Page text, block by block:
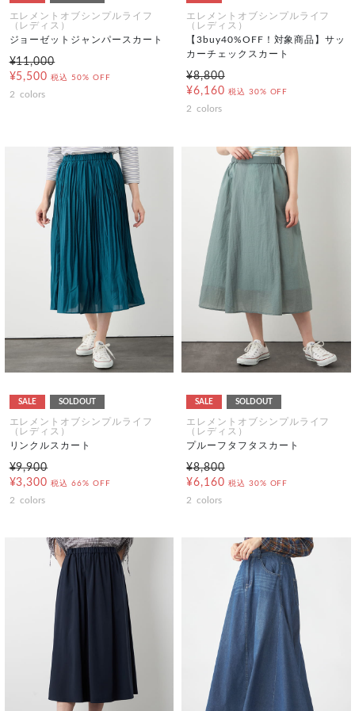
エレメントオブシンプルライフ
（レディス）
ジョーゼットジャンパースカート
¥11,000
¥5,500 税込 50% OFF
2 colors
エレメントオブシンプルライフ
（レディス）
【3buy40%OFF！対象商品】サッ
カーチェックスカート
¥8,800
¥6,160 税込 30% OFF
2 colors
SALE SOLDOUT
エレメントオブシンプルライフ
（レディス）
リンクルスカート
¥9,900
¥3,300 税込 66% OFF
2 colors
SALE SOLDOUT
エレメントオブシンプルライフ
（レディス）
プルーフタフタスカート
¥8,800
¥6,160 税込 30% OFF
2 colors